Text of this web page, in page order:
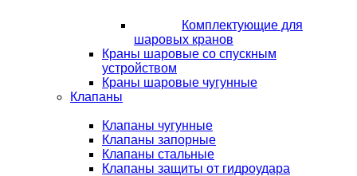
Комплектующие для
шаровых кранов
Краны шаровые со спускным
устройством
Краны шаровые чугунные
Клапаны
Клапаны чугунные
Клапаны запорные
Клапаны стальные
Клапаны защиты от гидроудара